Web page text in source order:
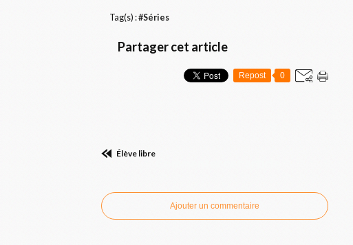
Tag(s) :#Séries
Partager cet article
Repost 0
Élève libre
Ajouter un commentaire